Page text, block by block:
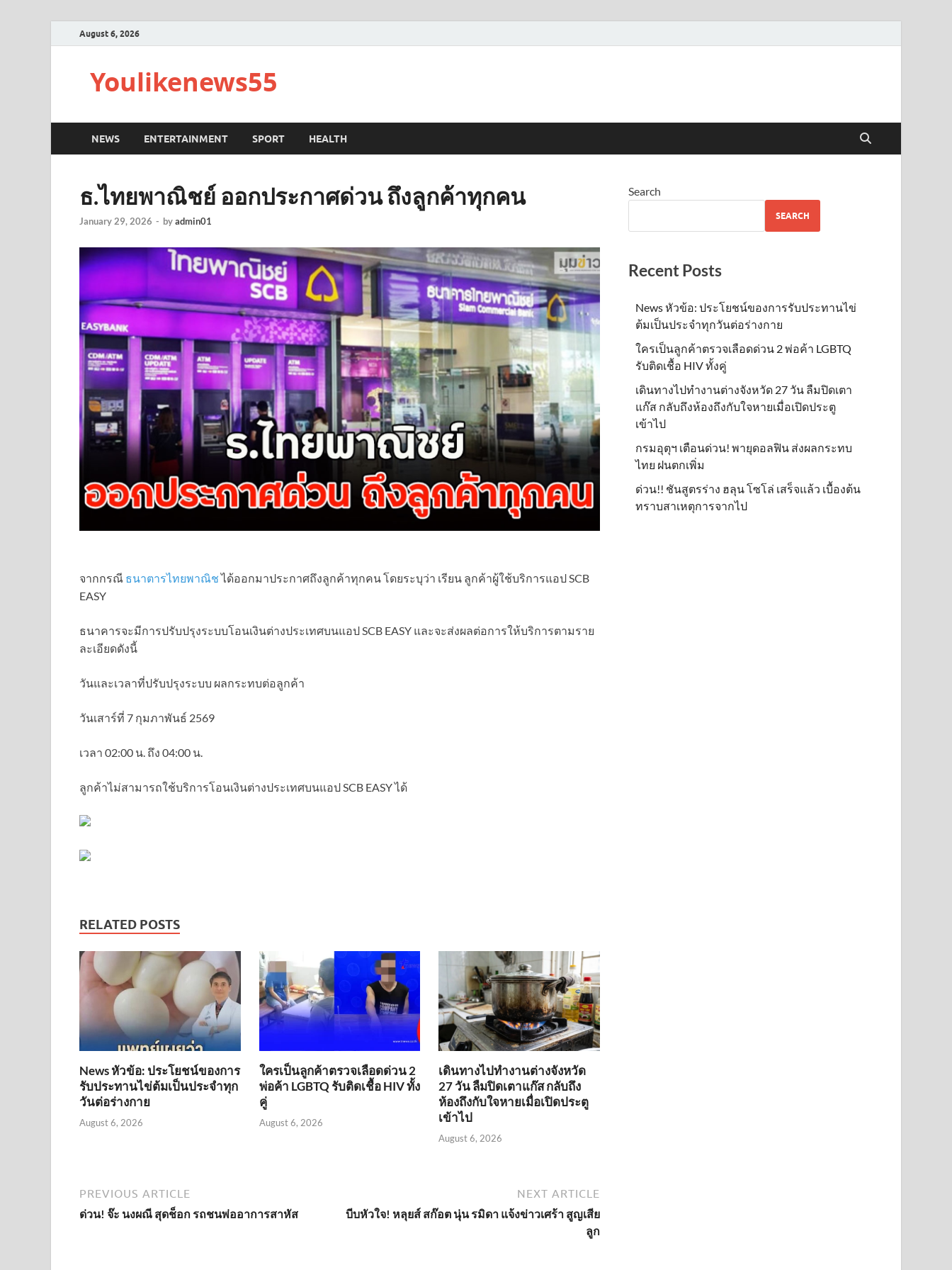
August 6, 2026
Youlikenews55
NEWS ENTERTAINMENT SPORT HEALTH
ธ.ไทยพาณิชย์ ออกประกาศด่วน ถึงลูกค้าทุกคน
January 29, 2026 - byadmin01
จากกรณี ธนาตารไทยพาณิชได้ออกมาประกาศถึงลูกค้าทุกคน โดยระบุว่า เรียน ลูกค้าผู้ใช้บริการแอป SCB
EASY
ธนาคารจะมีการปรับปรุงระบบโอนเงินต่างประเทศบนแอป SCB EASY และจะส่งผลต่อการให้บริการตามราย
ละเอียดดังนี้
วันและเวลาที่ปรับปรุงระบบ ผลกระทบต่อลูกค้า
วันเสาร์ที่ 7 กุมภาพันธ์ 2569
เวลา 02:00 น. ถึง 04:00 น.
ลูกค้าไม่สามารถใช้บริการโอนเงินต่างประเทศบนแอป SCB EASY ได้
RELATED POSTS
News หัวข้อ: ประโยชน์ของการ
รับประทานไข่ต้มเป็นประจำทุก
วันต่อร่างกาย
August 6, 2026
ใครเป็นลูกค้าตรวจเลือดด่วน 2
พ่อค้า LGBTQ รับติดเชื้อ HIV ทั้ง
คู่
August 6, 2026
เดินทางไปทำงานต่างจังหวัด
27 วัน ลืมปิดเตาแก๊ส กลับถึง
ห้องถึงกับใจหายเมื่อเปิดประตู
เข้าไป
August 6, 2026
PREVIOUS ARTICLE
ด่วน! จ๊ะ นงผณี สุดช็อก รถชนพ่ออาการสาหัส
NEXT ARTICLE
บีบหัวใจ! หลุยส์ สก๊อต นุ่น รมิดา แจ้งข่าวเศร้า สูญเสีย
ลูก
Search
SEARCH
Recent Posts
News หัวข้อ: ประโยชน์ของการรับประทานไข่
ต้มเป็นประจำทุกวันต่อร่างกาย
ใครเป็นลูกค้าตรวจเลือดด่วน 2 พ่อค้า LGBTQ
รับติดเชื้อ HIV ทั้งคู่
เดินทางไปทำงานต่างจังหวัด 27 วัน ลืมปิดเตา
แก๊ส กลับถึงห้องถึงกับใจหายเมื่อเปิดประตู
เข้าไป
กรมอุตุฯ เตือนด่วน! พายุดอลฟิน ส่งผลกระทบ
ไทย ฝนตกเพิ่ม
ด่วน!! ชันสูตรร่าง ฮลุน โซโล่ เสร็จแล้ว เบื้องต้น
ทราบสาเหตุการจากไป